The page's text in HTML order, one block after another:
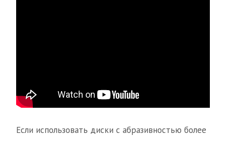
Если использовать диски с абразивностью более